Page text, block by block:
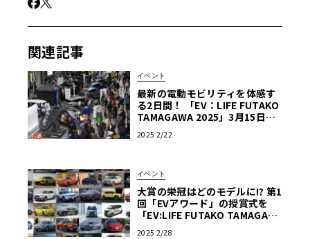
関連記事
イベント
最新の電動モビリティを体感す
る2日間！ 「EV：LIFE FUTAKO
TAMAGAWA 2025」3月15日
開催!!
2025 2/22
イベント
大賞の栄冠はどのモデルに!? 第1
回「EVアワード」の授賞式を
「EV:LIFE FUTAKO TAMAGAW
2025 2/28